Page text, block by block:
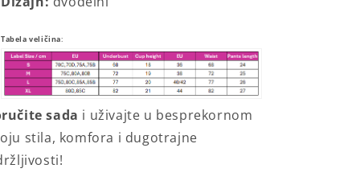
Tabela veličina:
sada i uživajte u besprekornom
stila, komfora i dugotrajne